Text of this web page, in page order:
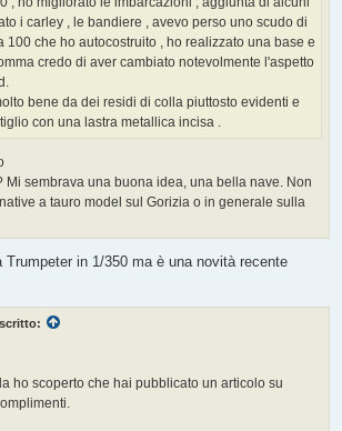
i carley , le bandiere , avevo perso uno scudo di
100 che ho autocostruito , ho realizzato una base e
credo di aver cambiato notevolmente l'aspetto
bene da dei residi di colla piuttosto evidenti e
con una lastra metallica incisa .
Mi sembrava una buona idea, una bella nave. Non
a tauro model sul Gorizia o in generale sulla
in 1/350 ma è una novità recente
ho scoperto che hai pubblicato un articolo su